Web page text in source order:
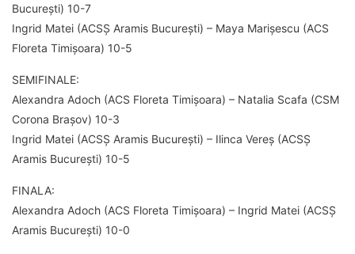
București) 10-7
Ingrid Matei (ACSȘ Aramis București) – Maya Marișescu (ACS
Floreta Timișoara) 10-5
SEMIFINALE:
Alexandra Adoch (ACS Floreta Timișoara) – Natalia Scafa (CSM
Corona Brașov) 10-3
Ingrid Matei (ACSȘ Aramis București) – Ilinca Vereș (ACSȘ
Aramis București) 10-5
FINALA:
Alexandra Adoch (ACS Floreta Timișoara) – Ingrid Matei (ACSȘ
Aramis București) 10-0